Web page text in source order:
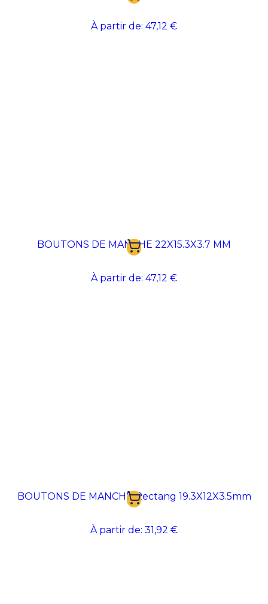
À partir de: 47,12 €
BOUTONS DE MANCHE 22X15.3X3.7 MM
À partir de: 47,12 €
BOUTONS DE MANCHE Rectang 19.3X12X3.5mm
À partir de: 31,92 €